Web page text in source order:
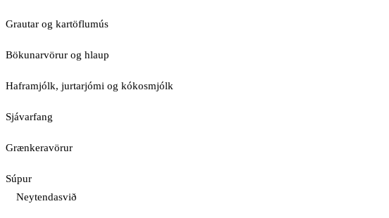
Grautar og kartöflumús
Bökunarvörur og hlaup
Haframjólk, jurtarjómi og kókosmjólk
Sjávarfang
Grænkeravörur
Súpur
Neytendasvið